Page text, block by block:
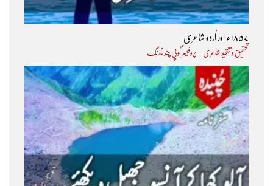
۱۸۵۷ء اور اُردو شاعری
تحقیق و تنقید شاعری پروفیسر گوپی چند نارنگ